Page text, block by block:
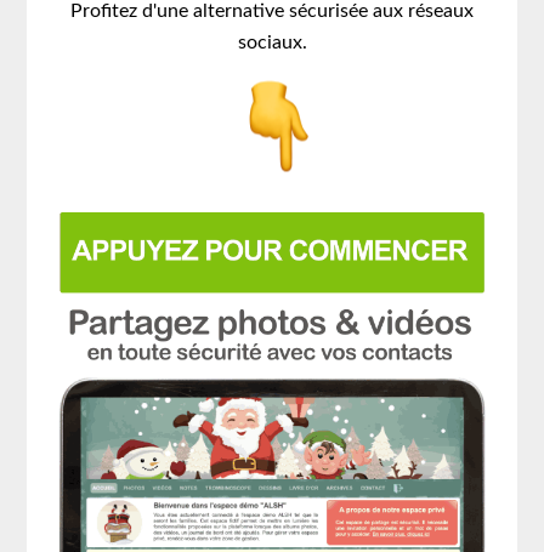
Profitez d'une alternative sécurisée aux réseaux
sociaux.